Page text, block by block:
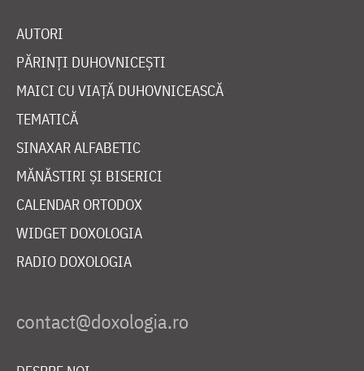
AUTORI
PĂRINȚI DUHOVNICEȘTI
MAICI CU VIAȚĂ DUHOVNICEASCĂ
TEMATICĂ
SINAXAR ALFABETIC
MĂNĂSTIRI ȘI BISERICI
CALENDAR ORTODOX
WIDGET DOXOLOGIA
RADIO DOXOLOGIA